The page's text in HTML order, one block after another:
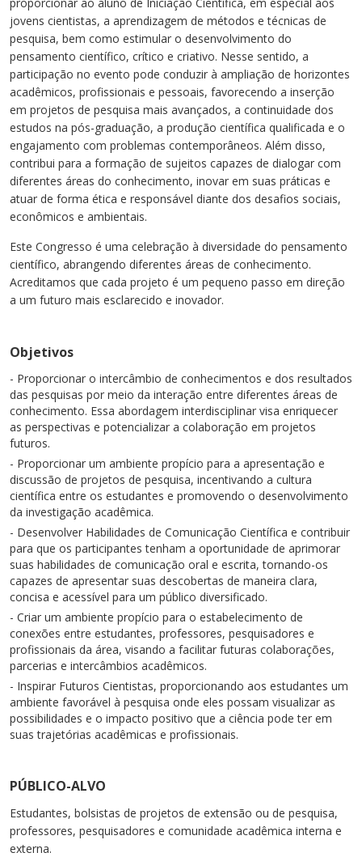
jovens cientistas, a aprendizagem de métodos e técnicas de
pesquisa, bem como estimular o desenvolvimento do
pensamento científico, crítico e criativo. Nesse sentido, a
participação no evento pode conduzir à ampliação de horizontes
acadêmicos, profissionais e pessoais, favorecendo a inserção
em projetos de pesquisa mais avançados, a continuidade dos
estudos na pós-graduação, a produção científica qualificada e o
engajamento com problemas contemporâneos. Além disso,
contribui para a formação de sujeitos capazes de dialogar com
diferentes áreas do conhecimento, inovar em suas práticas e
atuar de forma ética e responsável diante dos desafios sociais,
econômicos e ambientais.
Este Congresso é uma celebração à diversidade do pensamento
científico, abrangendo diferentes áreas de conhecimento.
Acreditamos que cada projeto é um pequeno passo em direção
a um futuro mais esclarecido e inovador.
Objetivos
- Proporcionar o intercâmbio de conhecimentos e dos resultados
das pesquisas por meio da interação entre diferentes áreas de
conhecimento. Essa abordagem interdisciplinar visa enriquecer
as perspectivas e potencializar a colaboração em projetos
futuros.
- Proporcionar um ambiente propício para a apresentação e
discussão de projetos de pesquisa, incentivando a cultura
científica entre os estudantes e promovendo o desenvolvimento
da investigação acadêmica.
- Desenvolver Habilidades de Comunicação Científica e contribuir
para que os participantes tenham a oportunidade de aprimorar
suas habilidades de comunicação oral e escrita, tornando-os
capazes de apresentar suas descobertas de maneira clara,
concisa e acessível para um público diversificado.
- Criar um ambiente propício para o estabelecimento de
conexões entre estudantes, professores, pesquisadores e
profissionais da área, visando a facilitar futuras colaborações,
parcerias e intercâmbios acadêmicos.
- Inspirar Futuros Cientistas, proporcionando aos estudantes um
ambiente favorável à pesquisa onde eles possam visualizar as
possibilidades e o impacto positivo que a ciência pode ter em
suas trajetórias acadêmicas e profissionais.
PÚBLICO-ALVO
Estudantes, bolsistas de projetos de extensão ou de pesquisa,
professores, pesquisadores e comunidade acadêmica interna e
externa.